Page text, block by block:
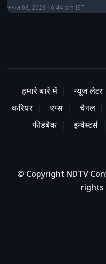
अगस्त 08, 2026 16:44 pm IST
हमारे बारे में न्यूज लेटर
करियर
एप्स चैनल
फीडबैक
इन्वेस्टर्स
© Copyright NDTV
rights